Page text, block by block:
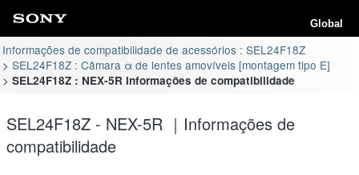
Global
Informações de compatibilidade de acessórios : SEL24F18Z
SEL24F18Z : Câmara α de lentes amovíveis [montagem tipo E]
SEL24F18Z : NEX-5R Informações de compatibilidade
SEL24F18Z - NEX-5R ｜Informações de
compatibilidade